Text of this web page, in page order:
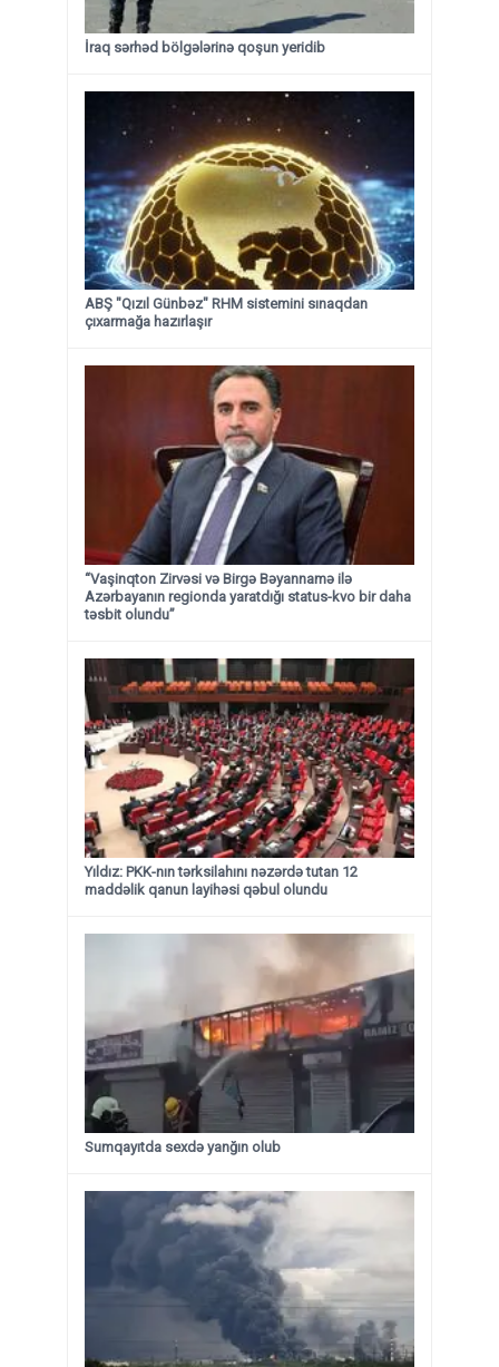
İraq sərhəd bölgələrinə qoşun yeridib
ABŞ "Qızıl Günbəz" RHM sistemini sınaqdan
çıxarmağa hazırlaşır
“Vaşinqton Zirvəsi və Birgə Bəyannamə ilə
Azərbayanın regionda yaratdığı status-kvo bir daha
təsbit olundu”
Yıldız: PKK-nın tərksilahını nəzərdə tutan 12
maddəlik qanun layihəsi qəbul olundu ​​​​​​​
Sumqayıtda sexdə yanğın olub